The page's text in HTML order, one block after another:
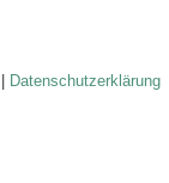
Datenschutzerklärung